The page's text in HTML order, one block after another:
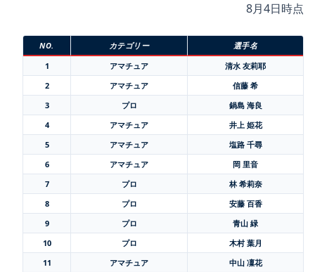
8月4日時点
NO. カテゴリー
選手名
1
アマチュア
清水 友莉耶
2
アマチュア
信藤 希
3
プロ
鍋島 海良
4
アマチュア
井上 姫花
5
アマチュア
塩路 千尋
6
アマチュア
岡 里音
7
プロ
林 希莉奈
8
プロ
安藤 百香
9
プロ
青山 緑
10
プロ
木村 葉月
11
アマチュア
中山 凜花